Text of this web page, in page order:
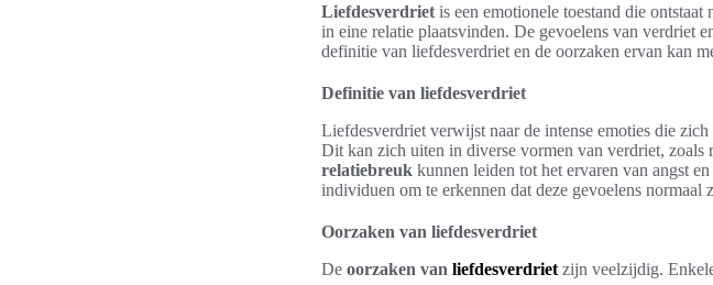
Liefdesverdriet is een emotionele toestand die ontstaat
in eine relatie plaatsvinden. De gevoelens van verdriet
definitie van liefdesverdriet en de oorzaken ervan kan
Definitie van liefdesverdriet
Liefdesverdriet verwijst naar de intense emoties die
Dit kan zich uiten in diverse vormen van verdriet, zoals
relatiebreuk kunnen leiden tot het ervaren van angst
individuen om te erkennen dat deze gevoelens normaal
Oorzaken van liefdesverdriet
De oorzaken van liefdesverdriet zijn veelzijdig.